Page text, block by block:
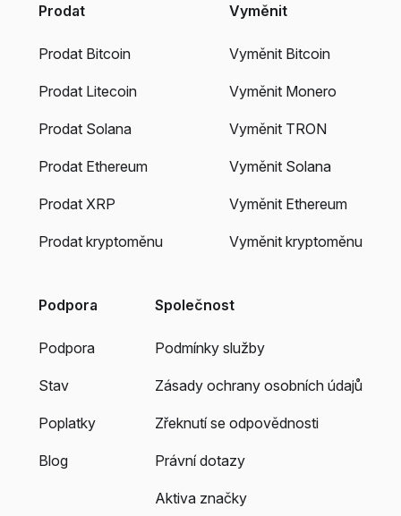
Prodat
Prodat Bitcoin
Prodat Litecoin
Prodat Solana
Prodat Ethereum
Prodat XRP
Prodat kryptoměnu
Vyměnit
Vyměnit Bitcoin
Vyměnit Monero
Vyměnit TRON
Vyměnit Solana
Vyměnit Ethereum
Vyměnit kryptoměnu
Podpora
Podpora
Stav
Poplatky
Blog
Společnost
Podmínky služby
Zásady ochrany osobních údajů
Zřeknutí se odpovědnosti
Právní dotazy
Aktiva značky